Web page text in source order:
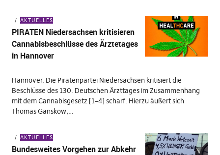
AKTUELLES
PIRATEN Niedersachsen kritisieren
Cannabisbeschlüsse des Ärztetages
in Hannover
Hannover. Die Piratenpartei Niedersachsen kritisiert die
Beschlüsse des 130. Deutschen Ärzttages im Zusammenhang
mit dem Cannabisgesetz [1–4] scharf. Hierzu äußert sich
Thomas Ganskow,…
AKTUELLES
Bundesweites Vorgehen zur Abkehr